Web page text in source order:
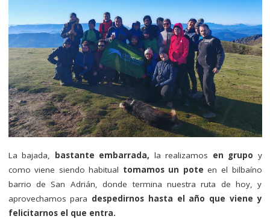
La bajada, bastante embarrada, la realizamos en grupo y
como viene siendo habitual tomamos un pote en el bilbaíno
barrio de San Adrián, donde termina nuestra ruta de hoy, y
aprovechamos para despedirnos hasta el año que viene y
felicitarnos el que entra.